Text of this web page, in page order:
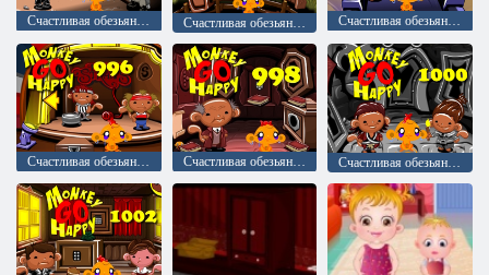
Счастливая обезьянка: уровень 990 Счастливая обезьянка: уровень 992 Счастливая обезьянка: уровень 994
Счастливая обезьянка: уровень 996 Счастливая обезьянка: уровень 998 Счастливая обезьянка: уровень 1000